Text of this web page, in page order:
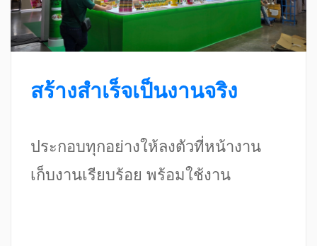
สร้างสำเร็จเป็นงานจริง
ประกอบทุกอย่างให้ลงตัวที่หน้างาน
เก็บงานเรียบร้อย พร้อมใช้งาน